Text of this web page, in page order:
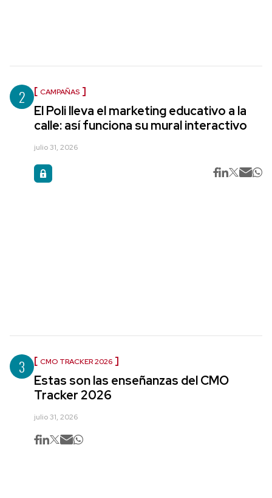
2 CAMPAÑAS
El Poli lleva el marketing educativo a la
calle: así funciona su mural interactivo
julio 31, 2026
3 CMO TRACKER 2026
Estas son las enseñanzas del CMO
Tracker 2026
julio 31, 2026